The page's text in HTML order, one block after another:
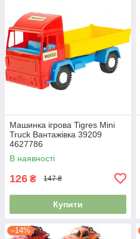
Машинка ігрова Tigres Mini
Truck Вантажівка 39209
4627786
В наявності
126 ₴ 147 ₴
Купити
–14%